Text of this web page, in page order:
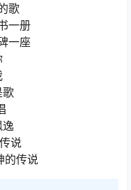
歌
一册
一座
歌
逸
说
的传说